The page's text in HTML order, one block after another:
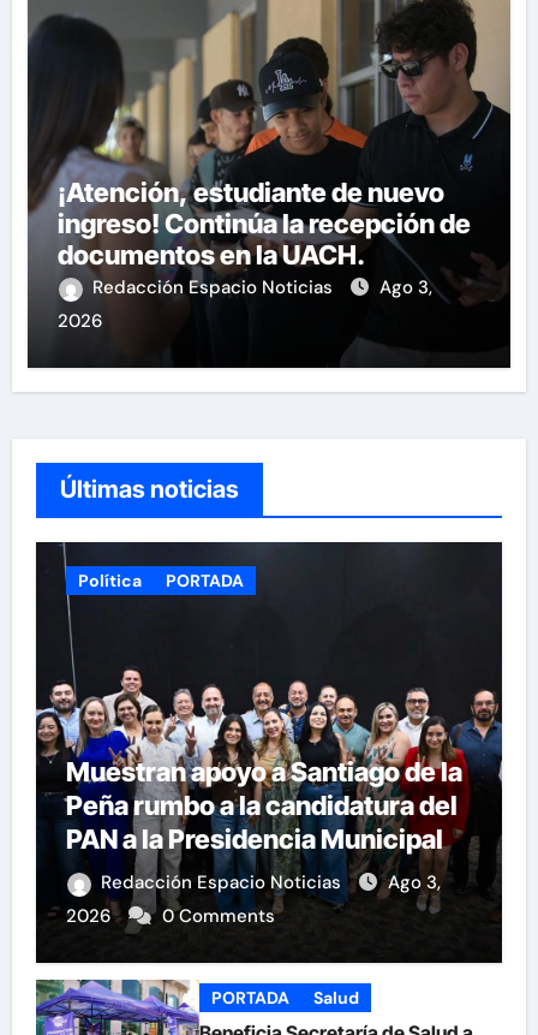
¡Atención, estudiante de nuevo
ingreso! Continúa la recepción de
documentos en la UACH.
Redacción Espacio Noticias
Ago 3,
2026
Últimas noticias
Política PORTADA
Muestran apoyo a Santiago de la
Peña rumbo a la candidatura del
PAN a la Presidencia Municipal
Redacción Espacio Noticias
Ago 3,
2026
0 Comments
PORTADA Salud